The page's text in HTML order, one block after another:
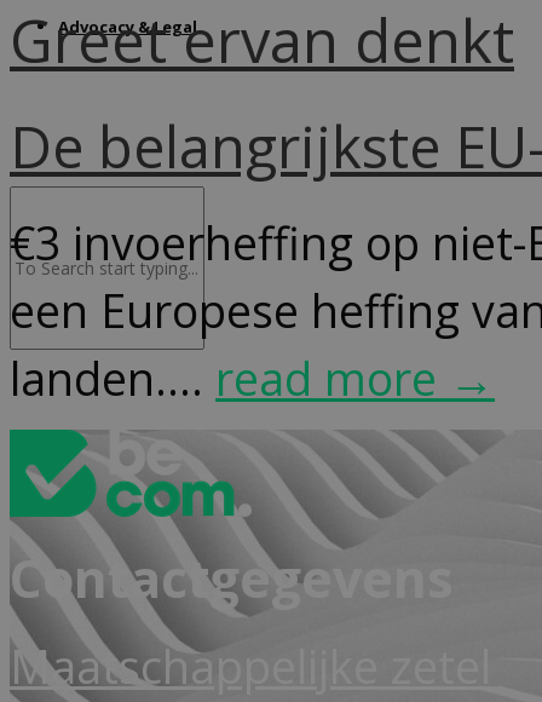
Advocacy & Legal
Greet ervan denkt
De belangrijkste
€3 invoerheffing op niet-
een Europese heffing
landen.... read more →
Contactgegevens
Maatschappelijke zetel